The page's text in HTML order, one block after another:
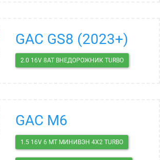
GAC GS8 (2023+)
2.0 16V 8AT ВНЕДОРОЖНИК TURBO
GAC M6
1.5 16V 6 MT МИНИВЭН 4X2 TURBO